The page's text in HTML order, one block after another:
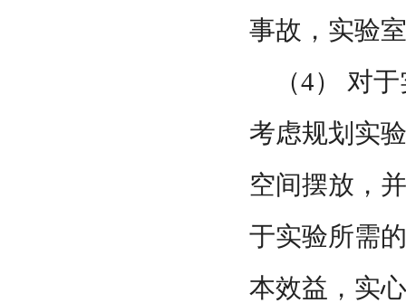
事故，实验
（4） 对
考虑规划实
空间摆放，
于实验所需
本效益，实